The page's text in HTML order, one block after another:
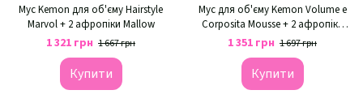
Мус Kemon для об'єму Hairstyle
Marvol + 2 афропіки Mallow
1 321 грн 1 667 грн
Купити
Мус для об'єму Kemon Volume e
Corposita Mousse + 2 афропіки
Mallow
1 351 грн 1 697 грн
Купити